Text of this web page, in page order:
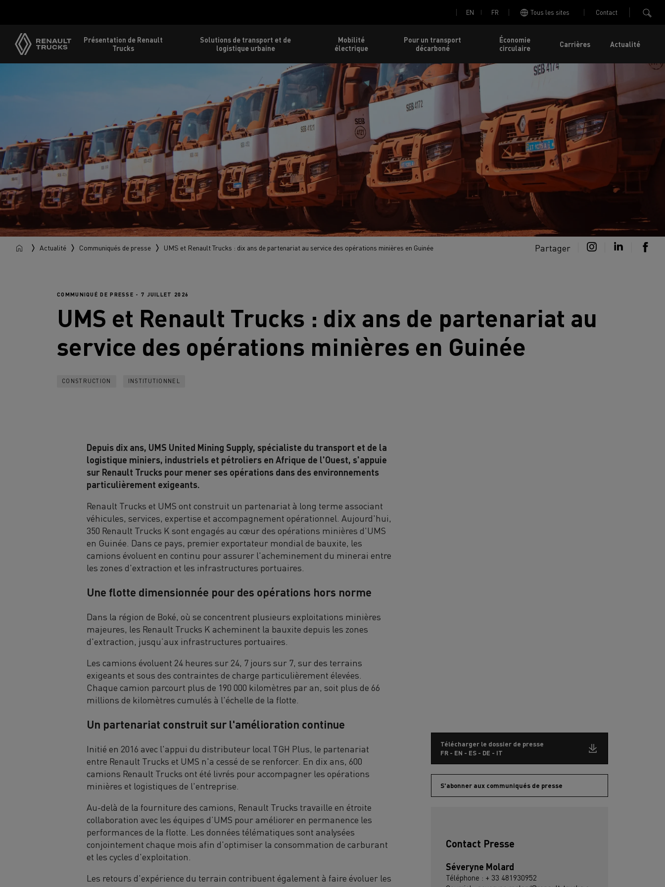
EN FR Tous les sites Contact
Présentation de Renault
Trucks
Solutions de transport et de
logistique urbaine
Mobilité
électrique
Pour un transport
décarboné
Économie
circulaire
Carrières Actualité
Actualité Communiqués de presse UMS et Renault Trucks : dix ans de partenariat au service des opérations minières en Guinée Partager
COMMUNIQUÉ DE PRESSE - 7 JUILLET 2026
UMS et Renault Trucks : dix ans de partenariat au
service des opérations minières en Guinée
CONSTRUCTION INSTITUTIONNEL
Depuis dix ans, UMS United Mining Supply, spécialiste du transport et de la
logistique miniers, industriels et pétroliers en Afrique de l'Ouest, s'appuie
sur Renault Trucks pour mener ses opérations dans des environnements
particulièrement exigeants.
Renault Trucks et UMS ont construit un partenariat à long terme associant
véhicules, services, expertise et accompagnement opérationnel. Aujourd'hui,
350 Renault Trucks K sont engagés au cœur des opérations minières d'UMS
en Guinée. Dans ce pays, premier exportateur mondial de bauxite, les
camions évoluent en continu pour assurer l'acheminement du minerai entre
les zones d'extraction et les infrastructures portuaires.
Une flotte dimensionnée pour des opérations hors norme
Dans la région de Boké, où se concentrent plusieurs exploitations minières
majeures, les Renault Trucks K acheminent la bauxite depuis les zones
d'extraction, jusqu’aux infrastructures portuaires.
Les camions évoluent 24 heures sur 24, 7 jours sur 7, sur des terrains
exigeants et sous des contraintes de charge particulièrement élevées.
Chaque camion parcourt plus de 190 000 kilomètres par an, soit plus de 66
millions de kilomètres cumulés à l'échelle de la flotte.
Un partenariat construit sur l'amélioration continue
Initié en 2016 avec l'appui du distributeur local TGH Plus, le partenariat
entre Renault Trucks et UMS n'a cessé de se renforcer. En dix ans, 600
camions Renault Trucks ont été livrés pour accompagner les opérations
minières et logistiques de l'entreprise.
Au-delà de la fourniture des camions, Renault Trucks travaille en étroite
collaboration avec les équipes d’UMS pour améliorer en permanence les
performances de la flotte. Les données télématiques sont analysées
conjointement chaque mois afin d'optimiser la consommation de carburant
et les cycles d'exploitation.
Les retours d'expérience du terrain contribuent également à faire évoluer les
Télécharger le dossier de presse
FR - EN - ES - DE - IT
S'abonner aux communiqués de presse
Contact Presse
Séveryne Molard
Téléphone : + 33 481930952